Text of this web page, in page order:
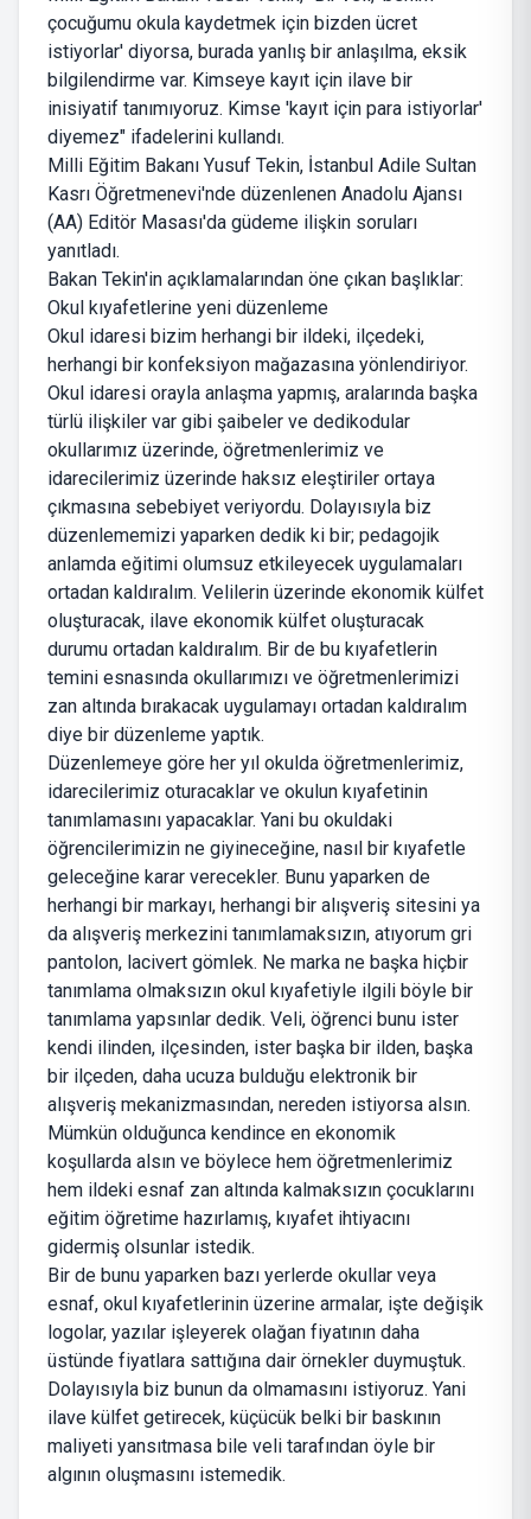
çocuğumu okula kaydetmek için bizden ücret
istiyorlar' diyorsa, burada yanlış bir anlaşılma, eksik
bilgilendirme var. Kimseye kayıt için ilave bir
inisiyatif tanımıyoruz. Kimse 'kayıt için para istiyorlar'
diyemez" ifadelerini kullandı.
Milli Eğitim Bakanı Yusuf Tekin, İstanbul Adile Sultan
Kasrı Öğretmenevi'nde düzenlenen Anadolu Ajansı
(AA) Editör Masası'da güdeme ilişkin soruları
yanıtladı.
Bakan Tekin'in açıklamalarından öne çıkan başlıklar:
Okul kıyafetlerine yeni düzenleme
Okul idaresi bizim herhangi bir ildeki, ilçedeki,
herhangi bir konfeksiyon mağazasına yönlendiriyor.
Okul idaresi orayla anlaşma yapmış, aralarında başka
türlü ilişkiler var gibi şaibeler ve dedikodular
okullarımız üzerinde, öğretmenlerimiz ve
idarecilerimiz üzerinde haksız eleştiriler ortaya
çıkmasına sebebiyet veriyordu. Dolayısıyla biz
düzenlememizi yaparken dedik ki bir; pedagojik
anlamda eğitimi olumsuz etkileyecek uygulamaları
ortadan kaldıralım. Velilerin üzerinde ekonomik külfet
oluşturacak, ilave ekonomik külfet oluşturacak
durumu ortadan kaldıralım. Bir de bu kıyafetlerin
temini esnasında okullarımızı ve öğretmenlerimizi
zan altında bırakacak uygulamayı ortadan kaldıralım
diye bir düzenleme yaptık.
Düzenlemeye göre her yıl okulda öğretmenlerimiz,
idarecilerimiz oturacaklar ve okulun kıyafetinin
tanımlamasını yapacaklar. Yani bu okuldaki
öğrencilerimizin ne giyineceğine, nasıl bir kıyafetle
geleceğine karar verecekler. Bunu yaparken de
herhangi bir markayı, herhangi bir alışveriş sitesini ya
da alışveriş merkezini tanımlamaksızın, atıyorum gri
pantolon, lacivert gömlek. Ne marka ne başka hiçbir
tanımlama olmaksızın okul kıyafetiyle ilgili böyle bir
tanımlama yapsınlar dedik. Veli, öğrenci bunu ister
kendi ilinden, ilçesinden, ister başka bir ilden, başka
bir ilçeden, daha ucuza bulduğu elektronik bir
alışveriş mekanizmasından, nereden istiyorsa alsın.
Mümkün olduğunca kendince en ekonomik
koşullarda alsın ve böylece hem öğretmenlerimiz
hem ildeki esnaf zan altında kalmaksızın çocuklarını
eğitim öğretime hazırlamış, kıyafet ihtiyacını
gidermiş olsunlar istedik.
Bir de bunu yaparken bazı yerlerde okullar veya
esnaf, okul kıyafetlerinin üzerine armalar, işte değişik
logolar, yazılar işleyerek olağan fiyatının daha
üstünde fiyatlara sattığına dair örnekler duymuştuk.
Dolayısıyla biz bunun da olmamasını istiyoruz. Yani
ilave külfet getirecek, küçücük belki bir baskının
maliyeti yansıtmasa bile veli tarafından öyle bir
algının oluşmasını istemedik.